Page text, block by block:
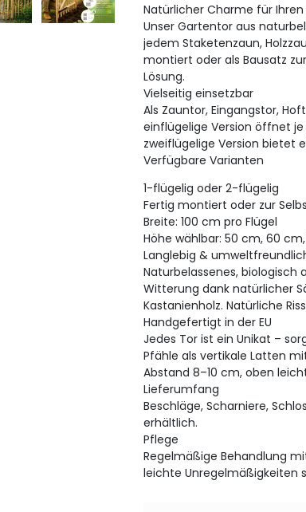
Natürlicher Charme für
Unser Gartentor aus
jedem Staketenzaun,
montiert oder als Bausatz
Lösung.
Vielseitig einsetzbar
Als Zauntor, Eingangstor,
einflügelige Version öffnet
zweiflügelige Version bietet
Verfügbare Varianten
1-flügelig oder 2-flügelig
Fertig montiert oder zur
Breite: 100 cm pro Flügel
Höhe wählbar: 50 cm, 60
Langlebig &
Naturbelassenes, biologisch
Witterung dank natürlicher
Kastanienholz. Natürliche
Handgefertigt in der EU
Jedes Tor ist ein Unikat –
Pfähle als vertikale Latten
Abstand 8–10 cm, oben
Lieferumfang
Beschläge, Scharniere,
erhältlich.
Pflege
Regelmäßige Behandlung
leichte Unregelmäßigkeiten